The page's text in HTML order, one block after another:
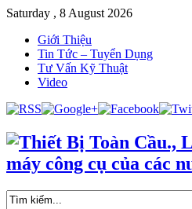
Saturday , 8 August 2026
Giới Thiệu
Tin Tức – Tuyển Dụng
Tư Vấn Kỹ Thuật
Video
máy công cụ của các